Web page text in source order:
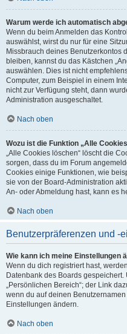
Warum werde ich automatisch
Wenn du beim Anmelden das
auswählst, wirst du nur für eine
Missbrauch deines Benutzerkontos
bleiben, kannst du das Kästchen
auswählen. Dies ist nicht
Computer, zum Beispiel in einem
nicht zur Verfügung steht, dann
Administration ausgeschaltet.
Nach oben
Wozu ist die Funktion „Alle
„Alle Cookies löschen“ löscht die
sorgen, dass du im Forum
Cookies einige Funktionen, wie
sie von der Board-Administration
An- oder Abmeldung hast, kann es
Nach oben
Benutzerpräferenzen und -
Wie kann ich meine Einstellungen
Wenn du dich registriert hast,
Datenbank des Boards
„Persönlichen Bereich“; der Link
wenn du auf deinen
Einstellungen ändern.
Nach oben